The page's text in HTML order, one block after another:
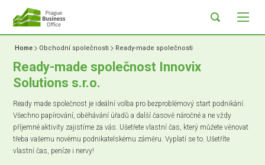
Home Obchodní společnosti Ready-made společnosti
Ready-made společnost Innovix
Solutions s.r.o.
Ready made společnost je ideální volba pro bezproblémový start podnikání.
Všechno papírování, oběhávání úřadů a další časově náročné a ne vždy
příjemné aktivity zajistíme za vás. Ušetřete vlastní čas, který můžete věnovat
třeba vašemu novému podnikatelskému záměru. Vyplatí se to. Ušetříte
vlastní čas, peníze i nervy!